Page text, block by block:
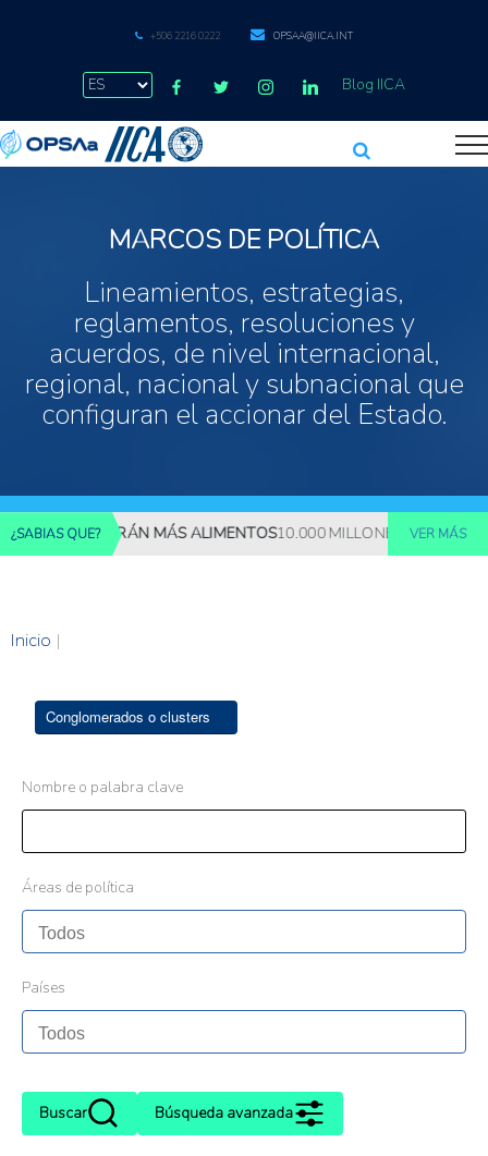
+506 2216 0222 OPSAA@IICA.INT
Blog IICA
MARCOS DE POLÍTICA
Lineamientos, estrategias,
reglamentos, resoluciones y
acuerdos, de nivel internacional,
regional, nacional y subnacional que
configuran el accionar del Estado.
¿SABIAS QUE?
REQUERIRÁN MÁS ALIMENTOS10.000 MILLONES DE PERSONAS
VER MÁS
Inicio |
Conglomerados o clusters
Nombre o palabra clave
Áreas de política
Países
Buscar Búsqueda avanzada